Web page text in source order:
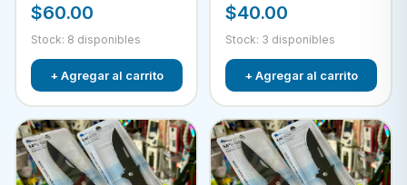
$60.00
Stock: 8 disponibles
+ Agregar al carrito
$40.00
Stock: 3 disponibles
+ Agregar al carrito